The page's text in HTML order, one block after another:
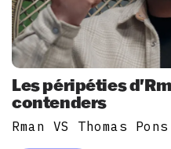
Les péripéties
contenders
Rman VS Thomas Pons